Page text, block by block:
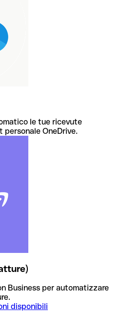
le tue ricevute
OneDrive.
Business per automatizzare
disponibili